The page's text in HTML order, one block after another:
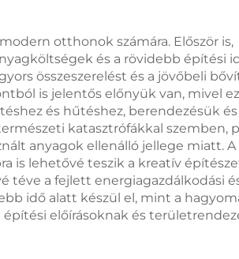
otthonok számára. Először is,
és a rövidebb építési
összeszerelést és a jövőbeli
is jelentős előnyük van, mivel
és hűtéshez, berendezésük és
katasztrófákkal szemben,
anyagok ellenálló jellege miatt. A
is lehetővé teszik a kreatív
téve a fejlett energiagazdálkodási
idő alatt készül el, mint a
előírásoknak és